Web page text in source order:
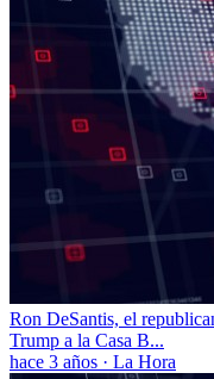
Ron DeSantis, el
Trump a la Casa B...
hace 3 años · La Hora